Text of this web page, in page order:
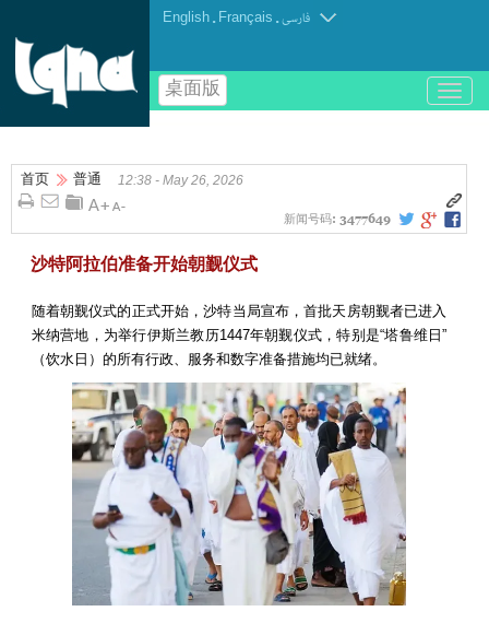
English . Français .فارسی
桌面版
باز
و
کردن
首页 普通 12:38 - May 26, 2026
新闻号码: 3477649
沙特阿拉伯准备开始朝觐仪式
随着朝觐仪式的正式开始，沙特当局宣布，首批天房朝觐者已进入
米纳营地，为举行伊斯兰教历1447年朝觐仪式，特别是“塔鲁维日”
（饮水日）的所有行政、服务和数字准备措施均已就绪。